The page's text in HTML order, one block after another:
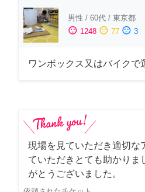
男性 / 60代 / 東京都
sentiment_satisfied 1248 sentiment_neutral 77 sentiment_dissatisfied 3
ワンボックス又はバイクで
現場を見ていただき適切な
ていただきとても助かりま
がとうございました。